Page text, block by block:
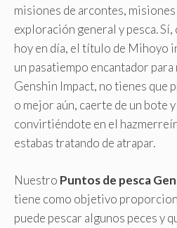
misiones de arcontes,
exploración general y pesca.
hoy en día, el título de Mihoyo
un pasatiempo encantador para
Genshin Impact, no tienes que
o mejor aún, caerte de un bote y
convirtiéndote en el
estabas tratando de atrapar.
Nuestro Puntos de pesca
tiene como objetivo
puede pescar algunos peces y